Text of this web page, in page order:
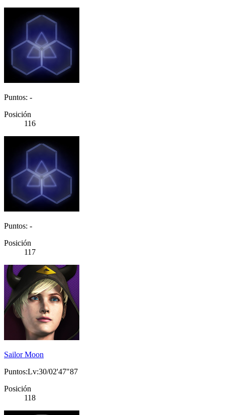
Puntos: -
Posición
116
Puntos: -
Posición
117
Sailor Moon
Puntos:Lv:30/02'47"87
Posición
118